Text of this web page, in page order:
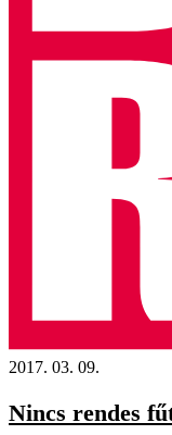
2017. 03. 09.
Nincs rendes